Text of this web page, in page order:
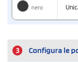
nero
3 Configura le